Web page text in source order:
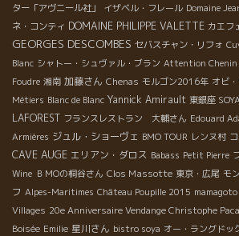
ター「アヴニール社」
イザベル・フレール Domaine
ネ・コンティ DOMAINE PHILIPPE VALETTE カエフ
GEORGES DESCOMBES セバスチャン・リフォ
Blanc シャトー・シュヴァル・ブラン Attention Chenin
Foudre 湘南 加藤さん Chenas モルゴン2016年 オビ
Métiers Blanc de Blanc Yannick Amirault 東銀座
LAFOREST フランスレストラン 大輔さん Edouard
Armières ジュル・ショーヴェ BMO TOUR レンヌ村
CAVE AUGE エリアン・ダロス Babass Petit Pierre
Wine ＢＭОの桐谷さん Clos Massotte 東京・広尾 モ
フ Alpes-Maritimes Château Poupille 2015 mamagoto
Villages 20e Anniversaire Vendange Christophe
Boisée Emilie 星川さん bistro soya オー・ラングドッ